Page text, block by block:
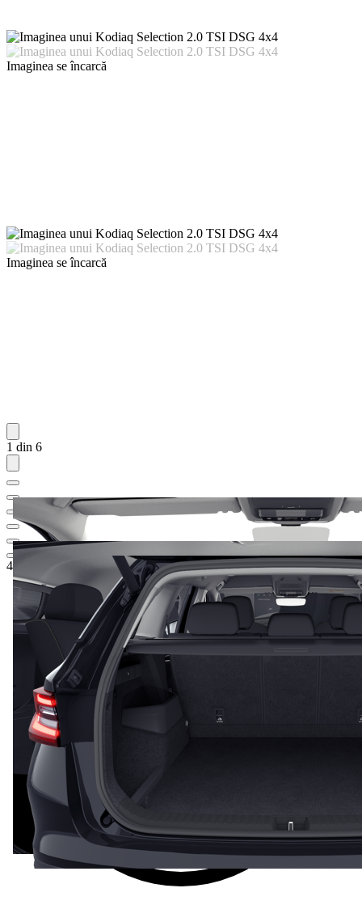
Imaginea se încarcă
Imaginea se încarcă
1 din 6
40.247,40 €